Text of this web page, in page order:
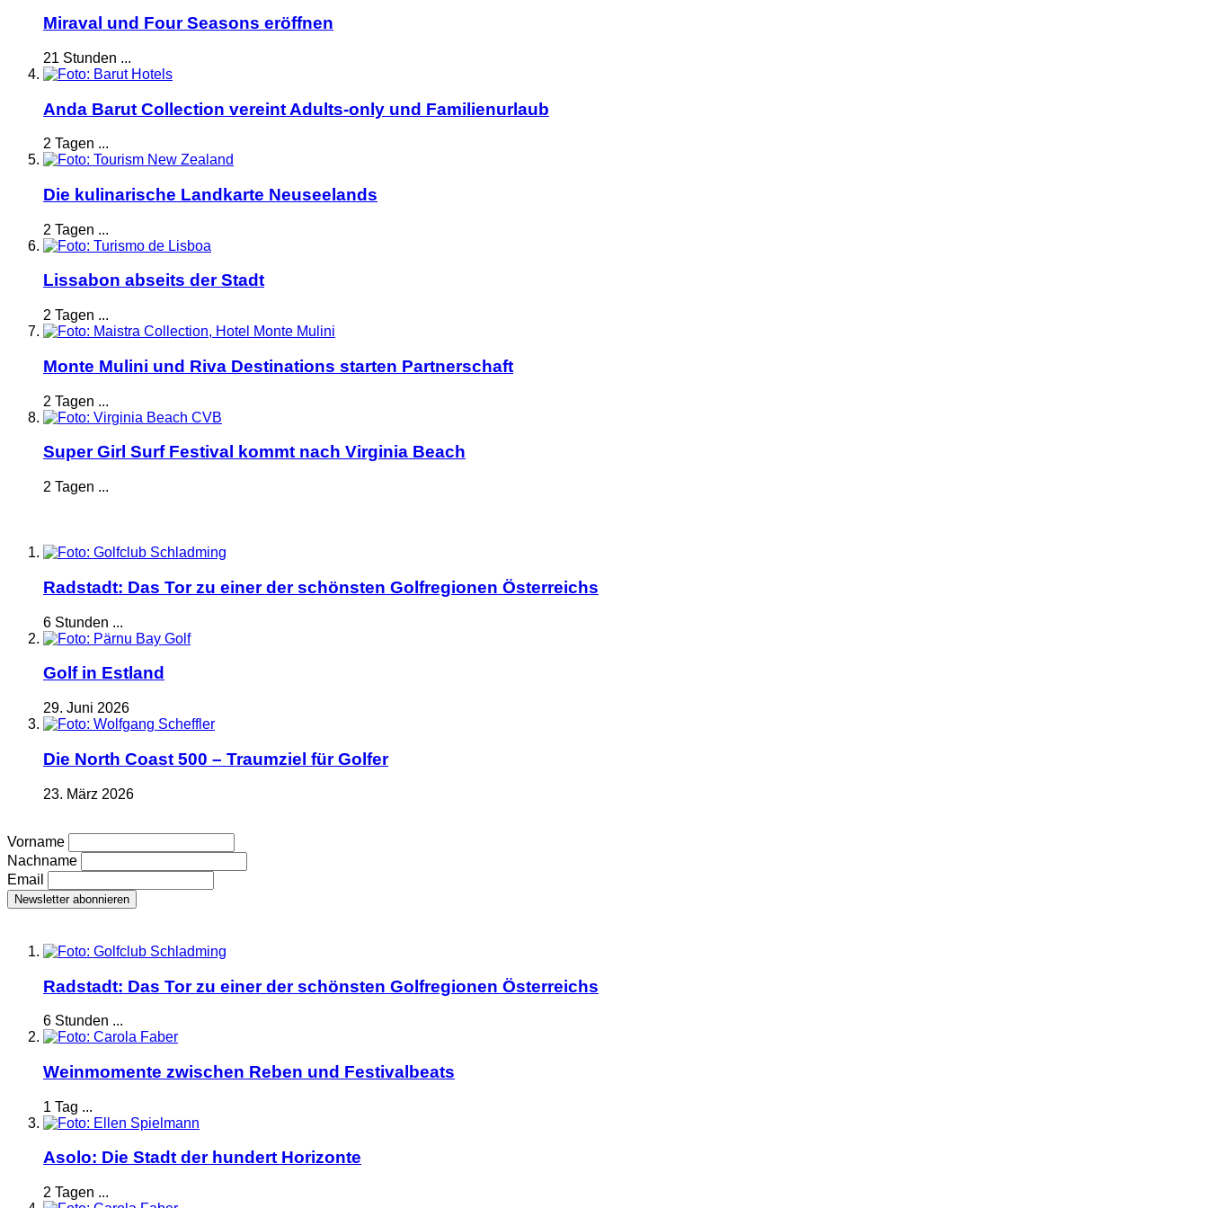
Miraval und Four Seasons eröffnen
21 Stunden ...
Anda Barut Collection vereint Adults-only und Familienurlaub
2 Tagen ...
Die kulinarische Landkarte Neuseelands
2 Tagen ...
Lissabon abseits der Stadt
2 Tagen ...
Monte Mulini und Riva Destinations starten Partnerschaft
2 Tagen ...
Super Girl Surf Festival kommt nach Virginia Beach
2 Tagen ...
Radstadt: Das Tor zu einer der schönsten Golfregionen Österreichs
6 Stunden ...
Golf in Estland
29. Juni 2026
Die North Coast 500 – Traumziel für Golfer
23. März 2026
Vorname
Nachname
Email
Radstadt: Das Tor zu einer der schönsten Golfregionen Österreichs
6 Stunden ...
Weinmomente zwischen Reben und Festivalbeats
1 Tag ...
Asolo: Die Stadt der hundert Horizonte
2 Tagen ...